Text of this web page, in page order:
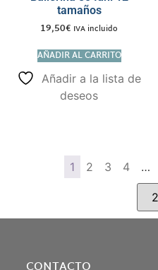
tamaños
19,50€ IVA incluido
AÑADIR AL CARRITO
Añadir a la lista de
deseos
1 2 3 4 …